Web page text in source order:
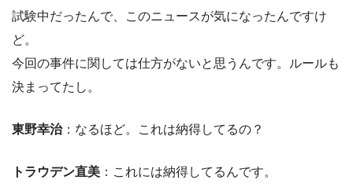
試験中だったんで、このニュースが気になったんですけ
ど。
今回の事件に関しては仕方がないと思うんです。ルールも
決まってたし。
東野幸治：なるほど。これは納得してるの？
トラウデン直美 ：これには納得してるんです。